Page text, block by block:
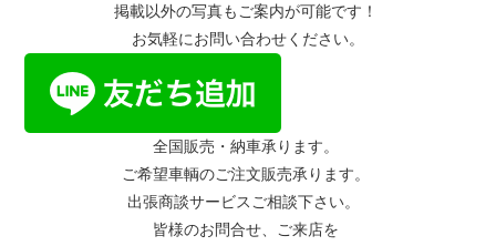
掲載以外の写真もご案内が可能です！
お気軽にお問い合わせください。
全国販売・納車承ります。
ご希望車輌のご注文販売承ります。
出張商談サービスご相談下さい。
皆様のお問合せ、ご来店を